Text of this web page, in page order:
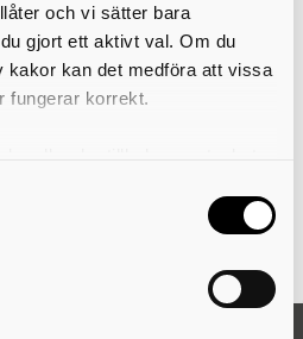
och vi sätter bara
gjort ett aktivt val. Om du
kakor kan det medföra att vissa
fungerar korrekt.
du hittar längst ner på sidan
och programpunkter
konstmuseet